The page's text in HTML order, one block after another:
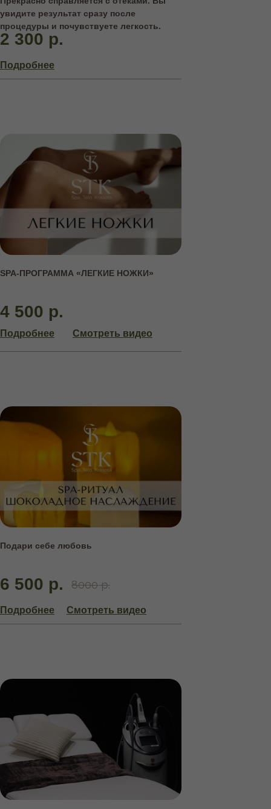
увидите результат сразу после
процедуры и почувствуете легкость.
2 300 р.
Подробнее
SPA-ПРОГРАММА «ЛЕГКИЕ НОЖКИ»
4 500 р.
Подробнее Смотреть видео
Подари себе любовь
6 500 р. 8000 р.
Подробнее Смотреть видео
АБОНЕМЕНТЫ
НА КУРСОВЫЕ ПРОЦЕДУРЫ